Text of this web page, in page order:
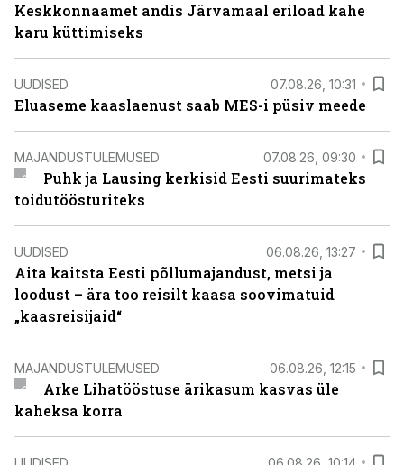
Keskkonnaamet andis Järvamaal eriload kahe
karu küttimiseks
UUDISED 07.08.26, 10:31
Eluaseme kaaslaenust saab MES-i püsiv meede
MAJANDUSTULEMUSED 07.08.26, 09:30
Puhk ja Lausing kerkisid Eesti suurimateks
toidutöösturiteks
UUDISED 06.08.26, 13:27
Aita kaitsta Eesti põllumajandust, metsi ja
loodust – ära too reisilt kaasa soovimatuid
„kaasreisijaid“
MAJANDUSTULEMUSED 06.08.26, 12:15
Arke Lihatööstuse ärikasum kasvas üle
kaheksa korra